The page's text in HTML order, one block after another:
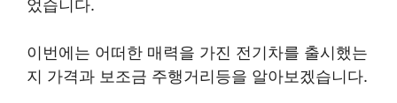
었습니다.
이번에는 어떠한 매력을 가진 전기차를 출시했는
지 가격과 보조금 주행거리등을 알아보겠습니다.